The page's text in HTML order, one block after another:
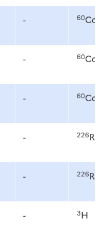
- 60Co
- 60Co
- 60Co
- 226Ra
- 226Ra
- 3H